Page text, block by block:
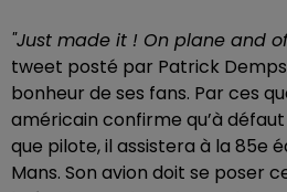
"Just made it ! On plane and
tweet posté par Patrick
bonheur de ses fans. Par ces
américain confirme qu’à
que pilote, il assistera à la 85e
Mans. Son avion doit se poser